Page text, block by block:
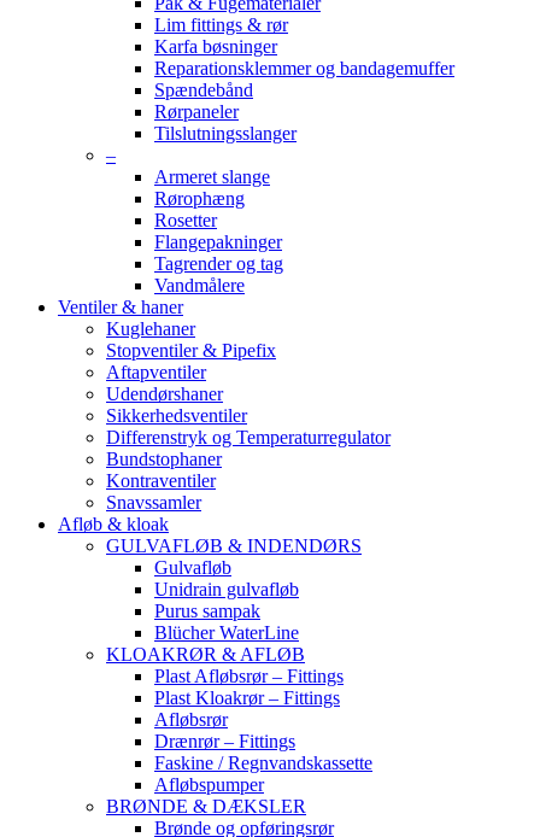
Lim fittings & rør
Karfa bøsninger
Reparationsklemmer og bandagemuffer
Spændebånd
Rørpaneler
Tilslutningsslanger
–
Armeret slange
Rørophæng
Rosetter
Flangepakninger
Tagrender og tag
Vandmålere
Ventiler & haner
Kuglehaner
Stopventiler & Pipefix
Aftapventiler
Udendørshaner
Sikkerhedsventiler
Differenstryk og Temperaturregulator
Bundstophaner
Kontraventiler
Snavssamler
Afløb & kloak
GULVAFLØB & INDENDØRS
Gulvafløb
Unidrain gulvafløb
Purus sampak
Blücher WaterLine
KLOAKRØR & AFLØB
Plast Afløbsrør – Fittings
Plast Kloakrør – Fittings
Afløbsrør
Drænrør – Fittings
Faskine / Regnvandskassette
Afløbspumper
BRØNDE & DÆKSLER
Brønde og opføringsrør